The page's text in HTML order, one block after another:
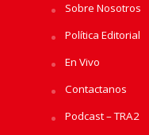
Sobre Nosotros
Política Editorial
En Vivo
Contactanos
Podcast – TRA2